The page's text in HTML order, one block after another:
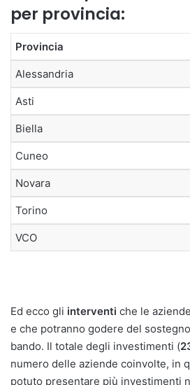
per provincia:
Provincia
Alessandria
Asti
Biella
Cuneo
Novara
Torino
VCO
Ed ecco gli interventi che le
e che potranno godere del
bando. Il totale degli investimenti (
numero delle aziende coinvolte, in
potuto presentare più investimenti